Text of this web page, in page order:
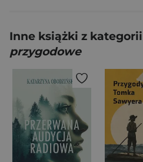
Inne książki z kategorii
przygodowe